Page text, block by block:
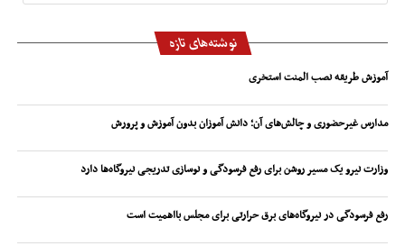
نوشته‌های تازه
آموزش طریقه نصب المنت استخری
مدارس غیرحضوری و چالش‌های آن؛ دانش آموزان بدون آموزش و پرورش
وزارت نیرو یک مسیر روشن برای رفع فرسودگی و نوسازی تدریجی نیروگاه‌ها دارد
رفع فرسودگی در نیروگاه‌های برق حرارتی برای مجلس بااهمیت است